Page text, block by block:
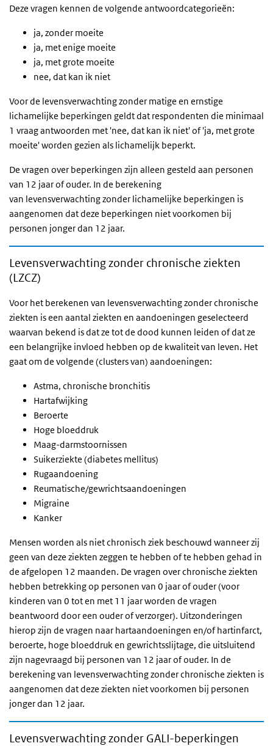
Deze vragen kennen de volgende antwoordcategorieën:
ja, zonder moeite
ja, met enige moeite
ja, met grote moeite
nee, dat kan ik niet
Voor de levensverwachting zonder matige en ernstige
lichamelijke beperkingen geldt dat respondenten die minimaal
1 vraag antwoorden met 'nee, dat kan ik niet' of 'ja, met grote
moeite' worden gezien als lichamelijk beperkt.
De vragen over beperkingen zijn alleen gesteld aan personen
van 12 jaar of ouder. In de berekening
van levensverwachting zonder lichamelijke beperkingen is
aangenomen dat deze beperkingen niet voorkomen bij
personen jonger dan 12 jaar.
Levensverwachting zonder chronische ziekten
(LZCZ)
Voor het berekenen van levensverwachting zonder chronische
ziekten is een aantal ziekten en aandoeningen geselecteerd
waarvan bekend is dat ze tot de dood kunnen leiden of dat ze
een belangrijke invloed hebben op de kwaliteit van leven. Het
gaat om de volgende (clusters van) aandoeningen:
Astma, chronische bronchitis
Hartafwijking
Beroerte
Hoge bloeddruk
Maag-darmstoornissen
Suikerziekte (diabetes mellitus)
Rugaandoening
Reumatische/gewrichtsaandoeningen
Migraine
Kanker
Mensen worden als niet chronisch ziek beschouwd wanneer zij
geen van deze ziekten zeggen te hebben of te hebben gehad in
de afgelopen 12 maanden. De vragen over chronische ziekten
hebben betrekking op personen van 0 jaar of ouder (voor
kinderen van 0 tot en met 11 jaar worden de vragen
beantwoord door een ouder of verzorger). Uitzonderingen
hierop zijn de vragen naar hartaandoeningen en/of hartinfarct,
beroerte, hoge bloeddruk en gewrichtsslijtage, die uitsluitend
zijn nagevraagd bij personen van 12 jaar of ouder. In de
berekening van levensverwachting zonder chronische ziekten is
aangenomen dat deze ziekten niet voorkomen bij personen
jonger dan 12 jaar.
Levensverwachting zonder GALI-beperkingen